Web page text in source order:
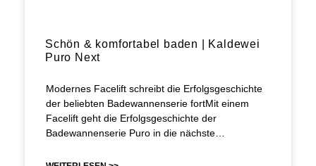
Schön & komfortabel baden | Kaldewei
Puro Next
Modernes Facelift schreibt die Erfolgsgeschichte
der beliebten Badewannenserie fortMit einem
Facelift geht die Erfolgsgeschichte der
Badewannenserie Puro in die nächste…